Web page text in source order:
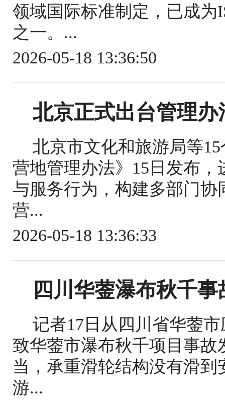
领域国际标准制定，已成为
之一。...
2026-05-18 13:36:50
北京正式出台管理
北京市文化和旅游局等
营地管理办法》15日发布
与服务行为，构建多部门
营...
2026-05-18 13:36:33
四川华蓥瀑布秋千
记者17日从四川省华蓥
致华蓥市瀑布秋千项目事
当，承重滑轮结构没有滑
游...